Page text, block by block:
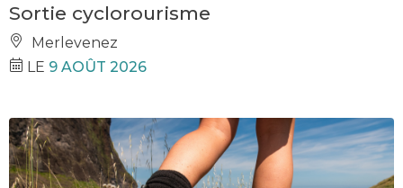
Sortie cyclorourisme
Merlevenez
LE 9 AOÛT 2026